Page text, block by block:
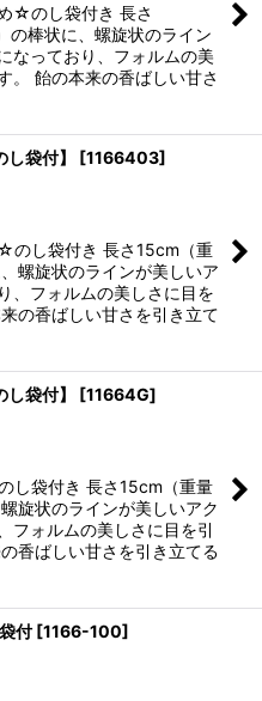
☆のし袋付き 長さ
の棒状に、螺旋状のライン
なっており、フォルムの美
。 飴の本来の香ばしい甘さ
袋付】 [1166403]
のし袋付き 長さ15cm（重
螺旋状のラインが美しいア
、フォルムの美しさに目を
の香ばしい甘さを引き立て
袋付】 [11664G]
し袋付き 長さ15cm（重量
旋状のラインが美しいアク
フォルムの美しさに目を引
香ばしい甘さを引き立てる
付 [1166-100]